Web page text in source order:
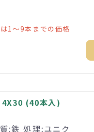
1～9本までの価格
4X30 (40本入)
:鉄 処理:ユニク